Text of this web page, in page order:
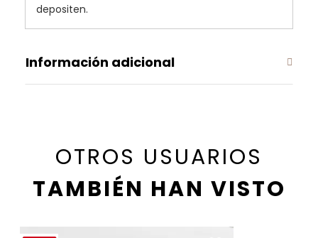
depositen.
Información adicional
OTROS USUARIOS
TAMBIÉN HAN VISTO